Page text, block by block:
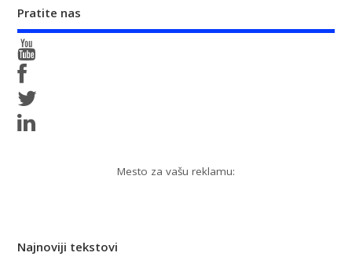
Pratite nas
Mesto za vašu reklamu:
Najnoviji tekstovi